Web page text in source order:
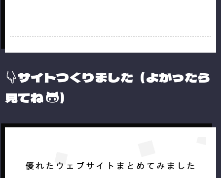
サイトつくりました（よかったら
見てね
）